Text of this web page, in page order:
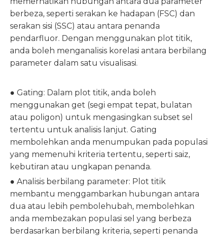
berbeza, seperti serakan ke hadapan (FSC) dan
serakan sisi (SSC) atau antara penanda
pendarfluor. Dengan menggunakan plot titik,
anda boleh menganalisis korelasi antara berbilang
parameter dalam satu visualisasi.
● Gating: Dalam plot titik, anda boleh
menggunakan get (segi empat tepat, bulatan
atau poligon) untuk mengasingkan subset sel
tertentu untuk analisis lanjut. Gating
membolehkan anda menumpukan pada populasi
yang memenuhi kriteria tertentu, seperti saiz,
kebutiran atau ungkapan penanda.
● Analisis berbilang parameter: Plot titik
membantu menggambarkan hubungan antara
dua atau lebih pembolehubah, membolehkan
anda membezakan populasi sel yang berbeza
berdasarkan berbilang kriteria, seperti penanda